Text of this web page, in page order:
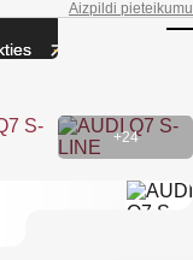
Aizpildi pieteikumu
+24